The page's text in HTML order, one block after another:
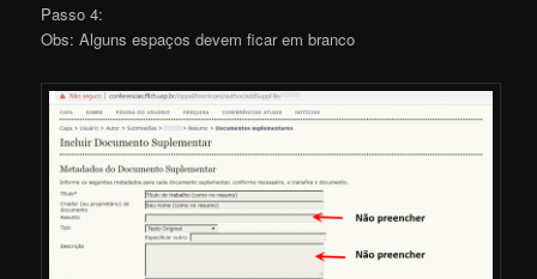
Passo 4:
Obs: Alguns espaços devem ficar em branco